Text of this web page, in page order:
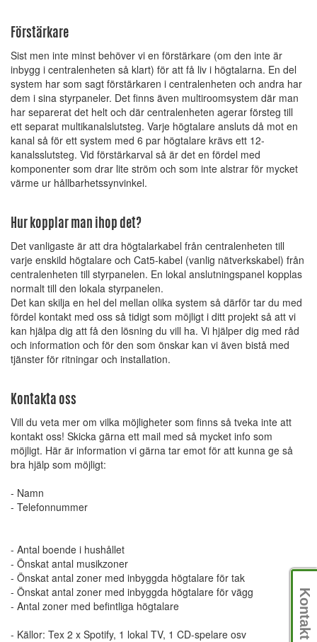
Förstärkare
Sist men inte minst behöver vi en förstärkare (om den inte är
inbygg i centralenheten så klart) för att få liv i högtalarna. En del
system har som sagt förstärkaren i centralenheten och andra har
dem i sina styrpaneler. Det finns även multiroomsystem där man
har separerat det helt och där centralenheten agerar försteg till
ett separat multikanalslutsteg. Varje högtalare ansluts då mot en
kanal så för ett system med 6 par högtalare krävs ett 12-
kanalsslutsteg. Vid förstärkarval så är det en fördel med
komponenter som drar lite ström och som inte alstrar för mycket
värme ur hållbarhetssynvinkel.
Hur kopplar man ihop det?
Det vanligaste är att dra högtalarkabel från centralenheten till
varje enskild högtalare och Cat5-kabel (vanlig nätverkskabel) från
centralenheten till styrpanelen. En lokal anslutningspanel kopplas
normalt till den lokala styrpanelen.
Det kan skilja en hel del mellan olika system så därför tar du med
fördel kontakt med oss så tidigt som möjligt i ditt projekt så att vi
kan hjälpa dig att få den lösning du vill ha. Vi hjälper dig med råd
och information och för den som önskar kan vi även bistå med
tjänster för ritningar och installation.
Kontakta oss
Vill du veta mer om vilka möjligheter som finns så tveka inte att
kontakt oss! Skicka gärna ett mail med så mycket info som
möjligt. Här är information vi gärna tar emot för att kunna ge så
bra hjälp som möjligt:
- Namn
- Telefonnummer
- Antal boende i hushållet
- Önskat antal musikzoner
- Önskat antal zoner med inbyggda högtalare för tak
- Önskat antal zoner med inbyggda högtalare för vägg
- Antal zoner med befintliga högtalare
- Källor: Tex 2 x Spotify, 1 lokal TV, 1 CD-spelare osv
Kontakt